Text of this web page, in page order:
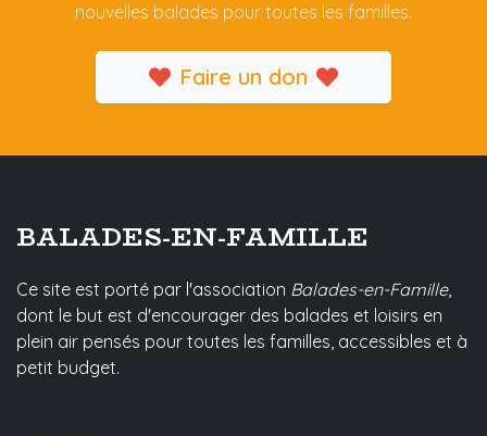
nouvelles balades pour toutes les familles.
Faire un don
BALADES-EN-FAMILLE
Ce site est porté par l'association Balades-en-Famille,
dont le but est d'encourager des balades et loisirs en
plein air pensés pour toutes les familles, accessibles et à
petit budget.